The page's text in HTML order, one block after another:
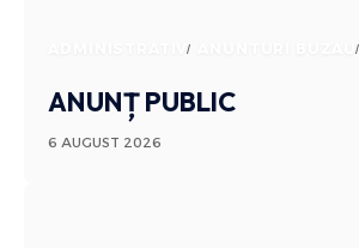
ADMINISTRATIV ANUNTURI BUZAU
ANUNȚ PUBLIC
6 AUGUST 2026